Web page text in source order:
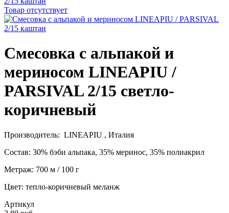
Товар отсутствует
Смесовка с альпакой и
мериносом LINEAPIU /
PARSIVAL 2/15 светло-
коричневый
Производитель: LINEAPIU , Италия
Состав: 30% бэби альпака, 35% меринос, 35% полиакрил
Метраж: 700 м / 100 г
Цвет: тепло-коричневый меланж
Артикул